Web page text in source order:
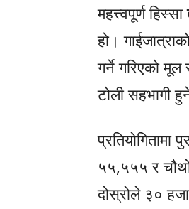
महत्त्वपूर्ण हिस्सा
हो।
गर्ने गरिएको
टोली सहभागी
५५,५५५ र
दोस्रोले ३०